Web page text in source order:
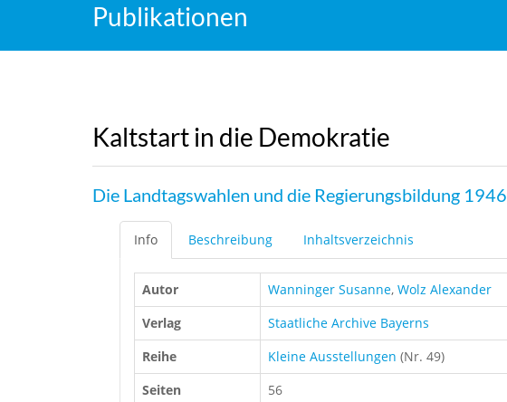
Publikationen
Kaltstart in die Demokratie
Die Landtagswahlen und die Regierungsbildung 1946
Info Beschreibung Inhaltsverzeichnis
Autor Wanninger Susanne, Wolz Alexander
Verlag
Staatliche Archive Bayerns
Reihe
Kleine Ausstellungen (Nr. 49)
Seiten
56